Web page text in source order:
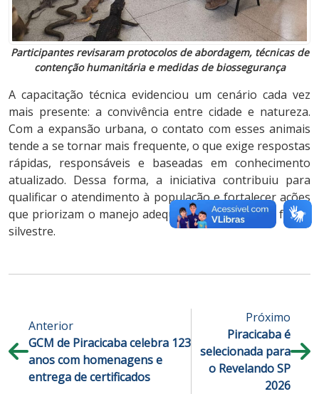
Participantes revisaram protocolos de abordagem, técnicas de
contenção humanitária e medidas de biossegurança
A capacitação técnica evidenciou um cenário cada vez
mais presente: a convivência entre cidade e natureza.
Com a expansão urbana, o contato com esses animais
tende a se tornar mais frequente, o que exige respostas
rápidas, responsáveis e baseadas em conhecimento
atualizado. Dessa forma, a iniciativa contribuiu para
qualificar o atendimento à população e fortalecer ações
que priorizam o manejo adequado e o respeito à fauna
silvestre.
Anterior
GCM de Piracicaba celebra 123
anos com homenagens e
entrega de certificados
Próximo
Piracicaba é
selecionada para
o Revelando SP
2026